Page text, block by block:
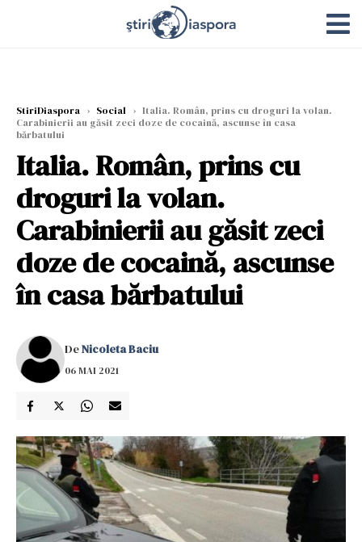
StiriDiaspora › Social › Italia. Român, prins cu droguri la volan.
Carabinierii au găsit zeci doze de cocaină, ascunse în casa
bărbatului
Italia. Român, prins cu
droguri la volan.
Carabinierii au găsit zeci
doze de cocaină, ascunse
în casa bărbatului
DeNicoleta Baciu
06 MAI 2021